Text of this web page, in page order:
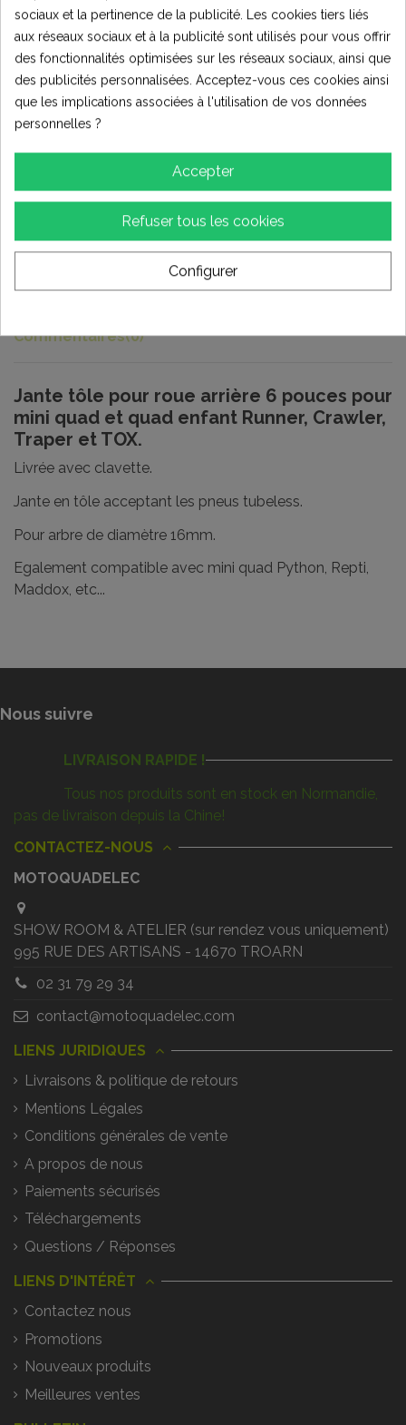
Écrire votre avis
LIVRAISON RAPIDE !
Commentaires(0)
Jante tôle pour roue arrière 6 pouces pour
mini quad et quad enfant Runner, Crawler,
Traper et TOX.
Livrée avec clavette.
Jante en tôle acceptant les pneus tubeless.
Pour arbre de diamètre 16mm.
Egalement compatible avec mini quad Python, Repti,
Maddox, etc...
Nous suivre
LIVRAISON RAPIDE !
Tous nos produits sont en stock en Normandie,
pas de livraison depuis la Chine!
CONTACTEZ-NOUS
MOTOQUADELEC
SHOW ROOM & ATELIER (sur rendez vous uniquement)
995 RUE DES ARTISANS - 14670 TROARN
02 31 79 29 34
contact@motoquadelec.com
LIENS JURIDIQUES
Livraisons & politique de retours
Mentions Légales
Conditions générales de vente
A propos de nous
Paiements sécurisés
Téléchargements
Questions / Réponses
LIENS D'INTÉRÊT
Contactez nous
Promotions
Nouveaux produits
Meilleures ventes
sociaux et la pertinence de la publicité. Les cookies tiers liés
aux réseaux sociaux et à la publicité sont utilisés pour vous offrir
des fonctionnalités optimisées sur les réseaux sociaux, ainsi que
des publicités personnalisées. Acceptez-vous ces cookies ainsi
que les implications associées à l'utilisation de vos données
personnelles ?
Accepter
Refuser tous les cookies
Configurer